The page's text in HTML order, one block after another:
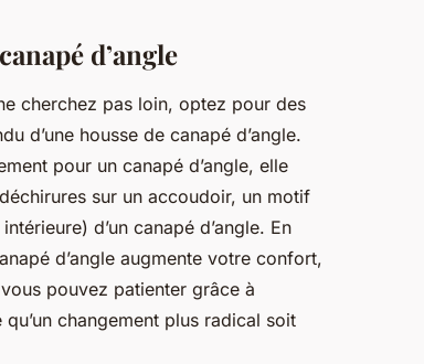
d’angle
cherchez pas loin, optez pour des
d’une housse de canapé d’angle.
pour un canapé d’angle, elle
sur un accoudoir, un motif
d’un canapé d’angle. En
d’angle augmente votre confort,
pouvez patienter grâce à
qu’un changement plus radical soit